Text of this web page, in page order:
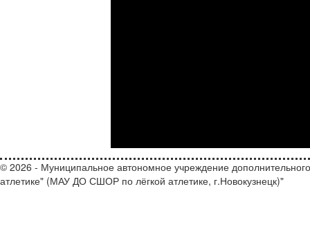
© 2026 - Муниципальное автономное учреждение
атлетике" (МАУ ДО СШОР по лёгкой атлетике, г.Новокузнецк)"